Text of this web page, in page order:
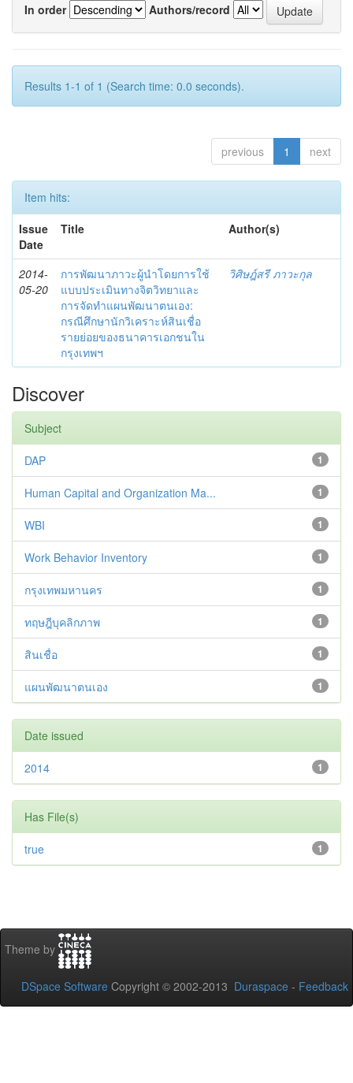
In order
Authors/record
Results 1-1 of 1 (Search time: 0.0 seconds).
previous 1 next
Item hits:
Issue
Date
Title Author(s)
2014-
05-20
การพัฒนาภาวะผู้นำโดยการใช้
แบบประเมินทางจิตวิทยาและ
การจัดทำแผนพัฒนาตนเอง:
กรณีศึกษานักวิเคราะห์สินเชื่อ
รายย่อยของธนาคารเอกชนใน
กรุงเทพฯ
วิศิษฎ์สรี ภาวะกุล
Discover
Subject
1
DAP
1
Human Capital and Organization Ma...
1
WBI
1
Work Behavior Inventory
1
กรุงเทพมหานคร
1
ทฤษฎีบุคลิกภาพ
1
สินเชื่อ
1
แผนพัฒนาตนเอง
Date issued
1
2014
Has File(s)
1
true
Theme by
DSpace Software Copyright © 2002-2013 Duraspace - Feedback